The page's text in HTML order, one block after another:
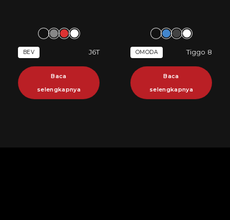
BEV J6T
Baca
selengkapnya
OMODA Tiggo 8
Baca
selengkapnya